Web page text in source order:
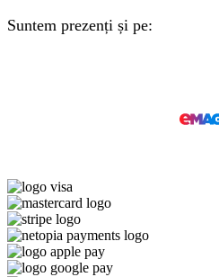
Suntem prezenți și pe: